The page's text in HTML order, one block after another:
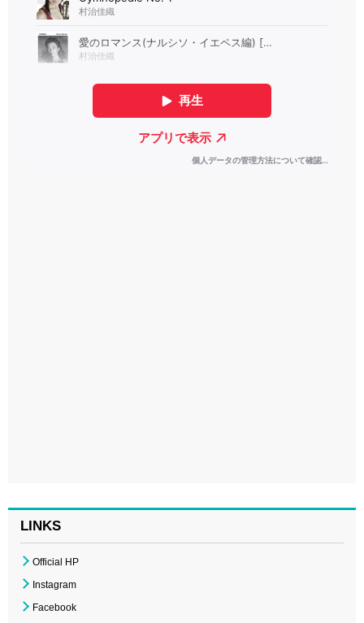
LINKS
Official HP
Instagram
Facebook